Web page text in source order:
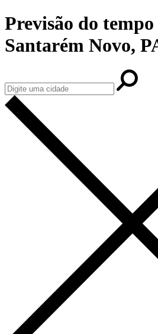
Previsão do
Santarém Novo,